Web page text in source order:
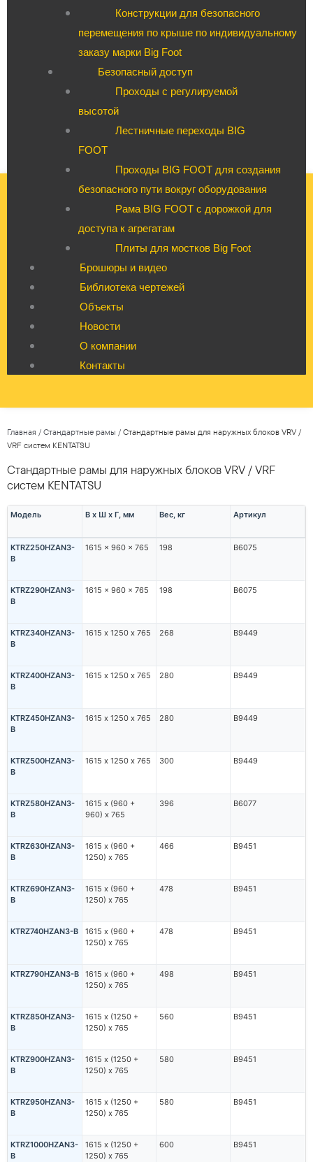
Конструкции для безопасного
перемещения по крыше по индивидуальному
заказу марки Big Foot
Безопасный доступ
Проходы с регулируемой
высотой
Лестничные переходы BIG
FOOT
Проходы BIG FOOT для создания
безопасного пути вокруг оборудования
Рама BIG FOOT с дорожкой для
доступа к агрегатам
Плиты для мостков Big Foot
Брошюры и видео
Библиотека чертежей
Объекты
Новости
О компании
Контакты
Главная / Стандартные рамы / Стандартные рамы для наружных блоков VRV /
VRF систем KENTATSU
Стандартные рамы для наружных блоков VRV / VRF
систем KENTATSU
Модель В х Ш х Г, мм Вес, кг Артикул
KTRZ250HZAN3-
B
1615 x 960 x 765 198 В6075
KTRZ290HZAN3-
B
1615 x 960 x 765 198 В6075
KTRZ340HZAN3-
B
1615 х 1250 x 765 268 В9449
KTRZ400HZAN3-
B
1615 х 1250 x 765 280 В9449
KTRZ450HZAN3-
B
1615 х 1250 x 765 280 В9449
KTRZ500HZAN3-
B
1615 х 1250 x 765 300 В9449
KTRZ580HZAN3-
B
1615 х (960 +
960) х 765
396 В6077
KTRZ630HZAN3-
B
1615 х (960 +
1250) х 765
466 В9451
KTRZ690HZAN3-
B
1615 х (960 +
1250) х 765
478 В9451
KTRZ740HZAN3-B
1615 х (960 +
1250) х 765
478 В9451
KTRZ790HZAN3-B
1615 х (960 +
1250) х 765
498 В9451
KTRZ850HZAN3-
B
1615 х (1250 +
1250) х 765
560 В9451
KTRZ900HZAN3-
B
1615 х (1250 +
1250) х 765
580 В9451
KTRZ950HZAN3-
B
1615 х (1250 +
1250) х 765
580 В9451
KTRZ1000HZAN3-
B
1615 х (1250 +
1250) х 765
600 В9451